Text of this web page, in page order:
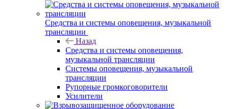
Средства и системы оповещения, музыкальной
трансляции
Назад
Средства и системы оповещения,
музыкальной трансляции
Системы оповещения, музыкальной
трансляции
Рупорные громкоговорители
Усилители